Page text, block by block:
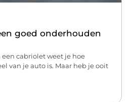
goed onderhouden
een cabriolet weet je hoe
van je auto is. Maar heb je ooit